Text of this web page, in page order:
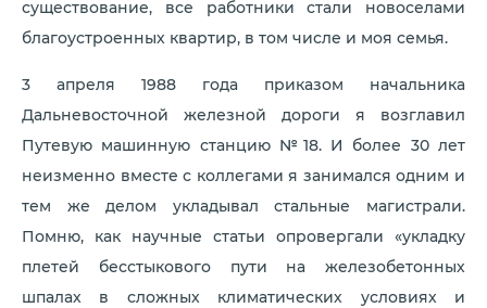
существование, все работники стали новоселами
благоустроенных квартир, в том числе и моя семья.
3 апреля 1988 года приказом начальника
Дальневосточной железной дороги я возглавил
Путевую машинную станцию №18. И более 30 лет
неизменно вместе с коллегами я занимался одним и
тем же делом укладывал стальные магистрали.
Помню, как научные статьи опровергали «укладку
плетей бесстыкового пути на железобетонных
шпалах в сложных климатических условиях и